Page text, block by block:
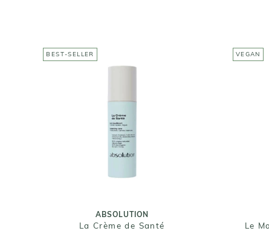
BEST-SELLER
ABSOLUTION
La Crème de Santé
ABSOLUTION
La Crème de Santé
42,00€
VEGAN